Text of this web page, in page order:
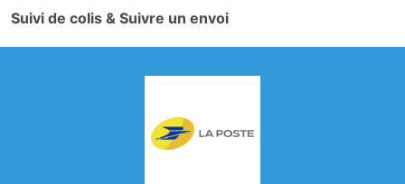
Suivi de colis & Suivre un envoi